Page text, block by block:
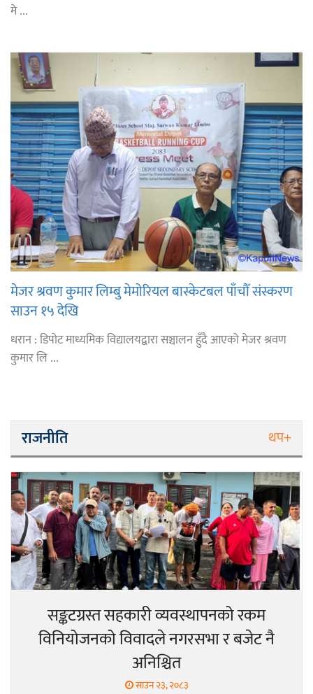
मे ...
मेजर श्रवण कुमार लिम्बु मेमोरियल बास्केटबल पाँचौँ संस्करण
साउन १५ देखि
धरान : डिपोट माध्यमिक विद्यालयद्वारा सञ्चालन हुँदै आएको मेजर श्रवण
कुमार लि ...
राजनीति थप+
सङ्कटग्रस्त सहकारी व्यवस्थापनको रकम
विनियोजनको विवादले नगरसभा र बजेट नै
अनिश्चित
साउन २३, २०८३